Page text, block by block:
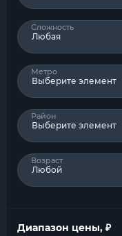
Сложность
Любая
Метро
Выберите элемент
Район
Выберите элемент
Возраст
Любой
Диапазон цены, ₽